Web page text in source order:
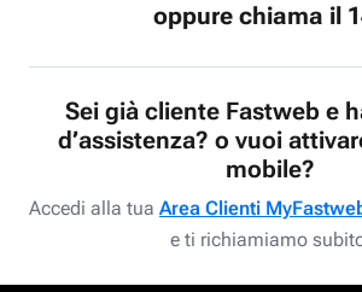
oppure chiama il
Sei già cliente Fastweb e
d’assistenza? o vuoi
mobile?
Accedi alla tua Area Clienti
e ti richiamiamo